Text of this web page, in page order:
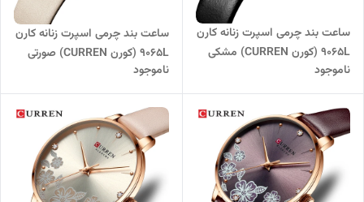
ساعت بند چرمی اسپرت زنانه کارن
9065L (کورن CURREN) مشکی
ناموجود
ساعت بند چرمی اسپرت زنانه کارن
9065L (کورن CURREN) صورتی
ناموجود